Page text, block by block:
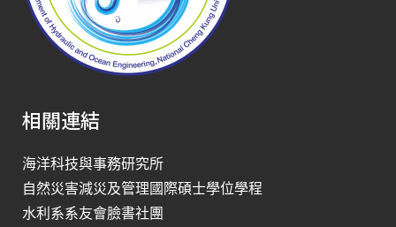
相關連結
海洋科技與事務研究所
自然災害減災及管理國際碩士學位學程
水利系系友會臉書社團